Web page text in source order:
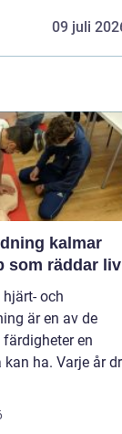
09 juli
kalmar
som räddar liv
och
är en av de
en
ha. Varje år